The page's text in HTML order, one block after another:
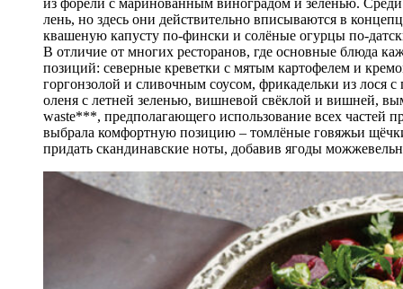
из форели с маринованным виноградом и зеленью.
лень, но здесь они действительно вписываются в
квашеную капусту по-фински и солёные огурцы по-
В отличие от многих ресторанов, где основные блюда
позиций: северные креветки с мятым картофелем и
горгонзолой и сливочным соусом, фрикадельки из
оленя с летней зеленью, вишневой свёклой и вишней,
waste***, предполагающего использование всех частей
выбрала комфортную позицию – томлёные говяжьи
придать скандинавские ноты, добавив ягоды